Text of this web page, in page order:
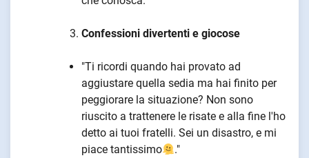
Confessioni divertenti e giocose
"Ti ricordi quando hai provato ad
aggiustare quella sedia ma hai finito per
peggiorare la situazione? Non sono
riuscito a trattenere le risate e alla fine l'ho
detto ai tuoi fratelli. Sei un disastro, e mi
piace tantissimo
."